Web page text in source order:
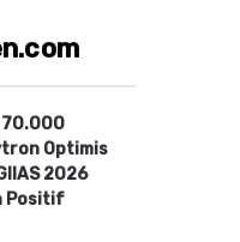
70.000
Optimis
2026
Positif